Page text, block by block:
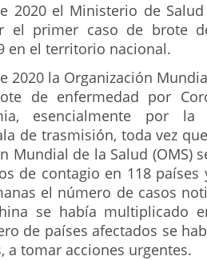
2020 el Ministerio de
el primer caso de brote
en el territorio nacional.
2020 la Organización
de enfermedad por
esencialmente por
de trasmisión, toda vez
Mundial de la Salud (OMS)
de contagio en 118
el número de casos
se había multiplicado
de países afectados se
a tomar acciones urgentes.